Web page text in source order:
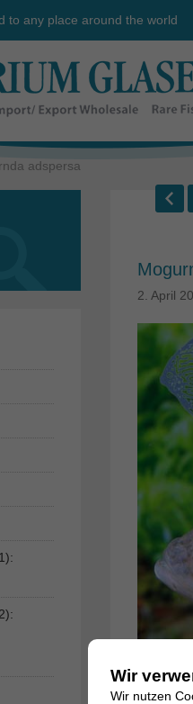
to any place around the world
adspersa
2. April
Wir
Wir nutzen